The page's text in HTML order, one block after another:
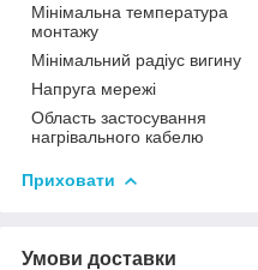
Мінімальна температура
монтажу
Мінімальний радіус вигину
Напруга мережі
Область застосування
нагрівального кабелю
Приховати
Умови доставки